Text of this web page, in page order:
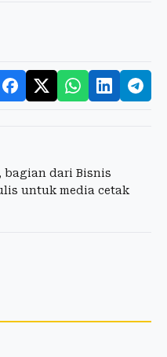
dari Bisnis
untuk media cetak